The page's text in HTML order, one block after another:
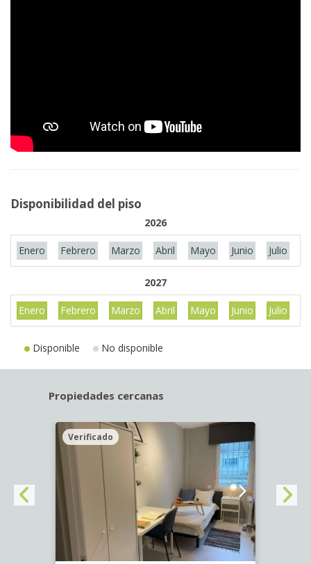
Disponibilidad del piso
2026
Enero Febrero Marzo Abril Mayo Junio Julio
2027
Enero Febrero Marzo Abril Mayo Junio Julio
Disponible No disponible
Propiedades cercanas
Verificado